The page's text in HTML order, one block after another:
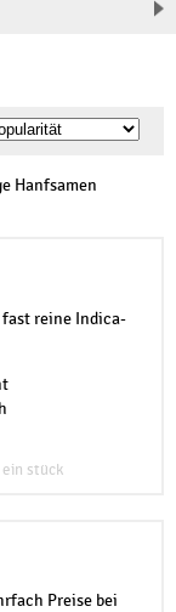
Hanfsamen
reine Indica-
ein stück
Preise bei